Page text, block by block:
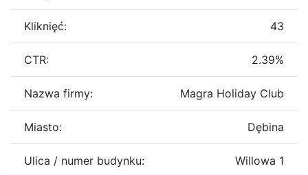
Kliknięć: 43
CTR: 2.39%
Nazwa firmy: Magra Holiday Club
Miasto: Dębina
Ulica / numer budynku: Willowa 1